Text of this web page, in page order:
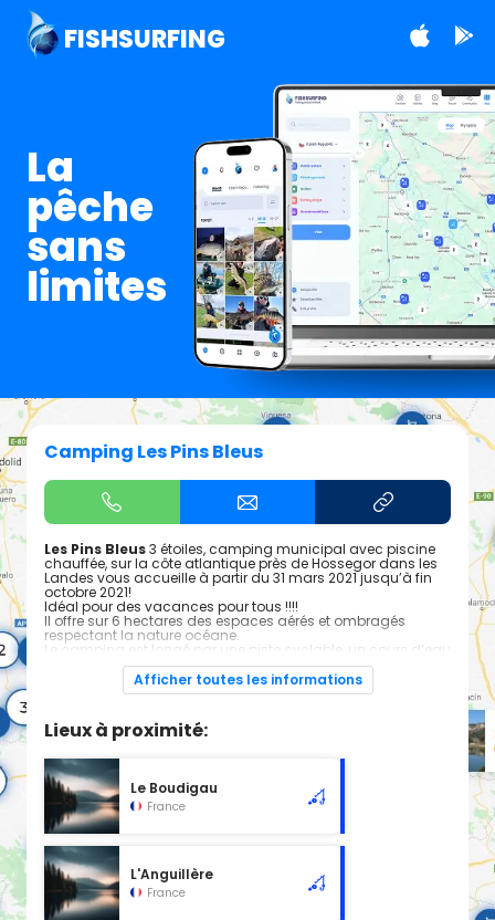
FISHSURFING
La
pêche
sans
limites
Camping Les Pins Bleus
Les Pins Bleus3 étoiles, camping municipal avec piscine
chauffée, sur la côte atlantique près de Hossegor dans les
Landes vous accueille à partir du 31 mars 2021 jusqu’à fin
octobre 2021!
Idéal pour des vacances pour tous !!!!
Il offre sur 6 hectares des espaces aérés et ombragés
respectant la nature océane.
Le camping est longé par une piste cyclable, un cours d’eau
pour pratiquer canoë et paddle et de nombreux sentiers de
promenades en foret.Afficher toutes les informations
Lieux à proximité:
Le Boudigau
France
L'Anguillère
France